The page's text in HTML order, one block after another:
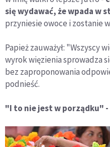
się wydawać, że wpada w
przyniesie owoce i zostanie
Papież zauważył: "Wszyscy
wyrok więzienia sprowadza
bez zaproponowania
podnieść.
"I to nie jest w porządku" -